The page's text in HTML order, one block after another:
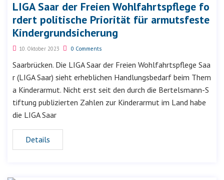
LIGA Saar der Freien Wohlfahrtspflege fo
rdert politische Priorität für armutsfeste
Kindergrundsicherung
10. Oktober 2023 0 Comments
Saarbrücken. Die LIGA Saar der Freien Wohlfahrtspflege Saa
r (LIGA Saar) sieht erheblichen Handlungsbedarf beim Them
a Kinderarmut. Nicht erst seit den durch die Bertelsmann-S
tiftung publizierten Zahlen zur Kinderarmut im Land habe
die LIGA Saar
Details